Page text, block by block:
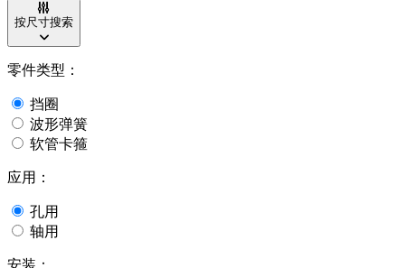
按尺寸搜索
零件类型：
挡圈
波形弹簧
软管卡箍
应用：
孔用
轴用
安装：